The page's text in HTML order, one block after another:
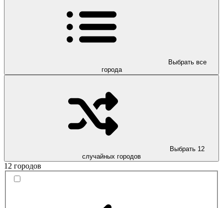
Выбрать все
города
Выбрать 12
случайных городов
12 городов